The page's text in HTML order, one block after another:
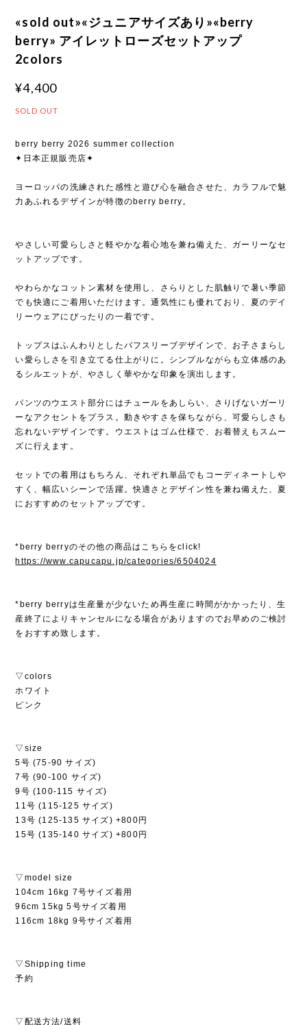
«sold out»«ジュニアサイズあり»«berry
berry» アイレットローズセットアップ
2colors
¥4,400
SOLD OUT
berry berry 2026 summer collection
✦日本正規販売店✦
ヨーロッパの洗練された感性と遊び心を融合させた、カラフルで魅
力あふれるデザインが特徴のberry berry。
やさしい可愛らしさと軽やかな着心地を兼ね備えた、ガーリーなセ
ットアップです。
やわらかなコットン素材を使用し、さらりとした肌触りで暑い季節
でも快適にご着用いただけます。通気性にも優れており、夏のデイ
リーウェアにぴったりの一着です。
トップスはふんわりとしたパフスリーブデザインで、お子さまらし
い愛らしさを引き立てる仕上がりに。シンプルながらも立体感のあ
るシルエットが、やさしく華やかな印象を演出します。
パンツのウエスト部分にはチュールをあしらい、さりげないガーリ
ーなアクセントをプラス。動きやすさを保ちながら、可愛らしさも
忘れないデザインです。ウエストはゴム仕様で、お着替えもスムー
ズに行えます。
セットでの着用はもちろん、それぞれ単品でもコーディネートしや
すく、幅広いシーンで活躍。快適さとデザイン性を兼ね備えた、夏
におすすめのセットアップです。
*berry berryのその他の商品はこちらをclick!
https://www.capucapu.jp/categories/6504024
*berry berryは生産量が少ないため再生産に時間がかかったり、生
産終了によりキャンセルになる場合がありますのでお早めのご検討
をおすすめ致します。
▽colors
ホワイト
ピンク
▽size
5号 (75-90 サイズ)
7号 (90-100 サイズ)
9号 (100-115 サイズ)
11号 (115-125 サイズ)
13号 (125-135 サイズ) +800円
15号 (135-140 サイズ) +800円
▽model size
104cm 16kg 7号サイズ着用
96cm 15kg 5号サイズ着用
116cm 18kg 9号サイズ着用
▽Shipping time
予約
▽配送方法/送料